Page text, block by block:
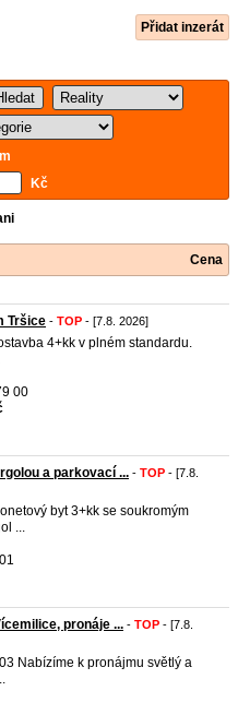
Přidat inzerát
Kč
Cena
Tršice - TOP - [7.8. 2026]
4+kk v plném standardu.
00
a parkovací ... - TOP - [7.8.
byt 3+kk se soukromým
...
pronáje ... - TOP - [7.8.
Nabízíme k pronájmu světlý a